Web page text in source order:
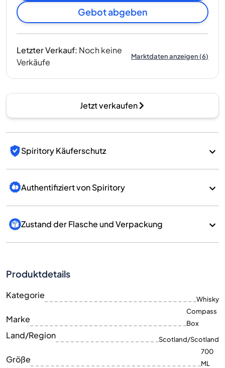
Gebot abgeben
Letzter Verkauf: Noch keine
Verkäufe
Marktdaten anzeigen(6)
Jetzt verkaufen
Spiritory Käuferschutz
Authentifiziert von Spiritory
Zustand der Flasche und Verpackung
Produktdetails
Kategorie Whisky
Marke
Compass
Box
Land/Region Scotland/Scotland
Größe
700
ML